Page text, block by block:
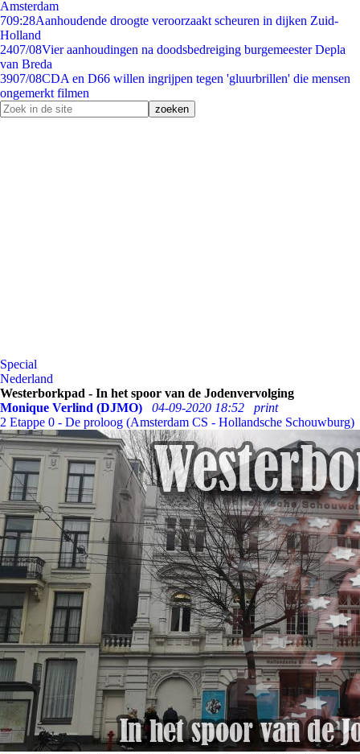
Amsterdam
709:28Aanhoudende droogte veroorzaakt scheuren in dijken Zuid-
Holland
2407/08Vier aanhoudingen na doodsbedreiging burgemeester Depla
van Breda
3907/08CDA en D66 willen ingrijpen tegen 'gluurbrillen' die mensen
ongemerkt filmen
Special
Nederland
Westerborkpad - In het spoor van de Jodenvervolging
Monique Verlind (DJMO)
04-09-2020 18:52
print
2 Etappe 0 - De proloog (Amsterdam CS - Hollandsche Schouwburg)